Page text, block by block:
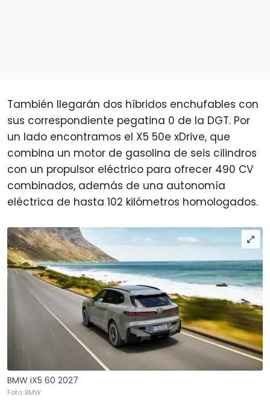
También llegarán dos híbridos enchufables con
sus correspondiente pegatina 0 de la DGT. Por
un lado encontramos el X5 50e xDrive, que
combina un motor de gasolina de seis cilindros
con un propulsor eléctrico para ofrecer 490 CV
combinados, además de una autonomía
eléctrica de hasta 102 kilómetros homologados.
BMW iX5 60 2027
Foto: BMW